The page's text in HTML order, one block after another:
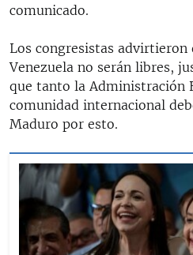
comunicado.
Los congresistas advirtieron
Venezuela no serán libres,
que tanto la Administración
comunidad internacional
Maduro por esto.